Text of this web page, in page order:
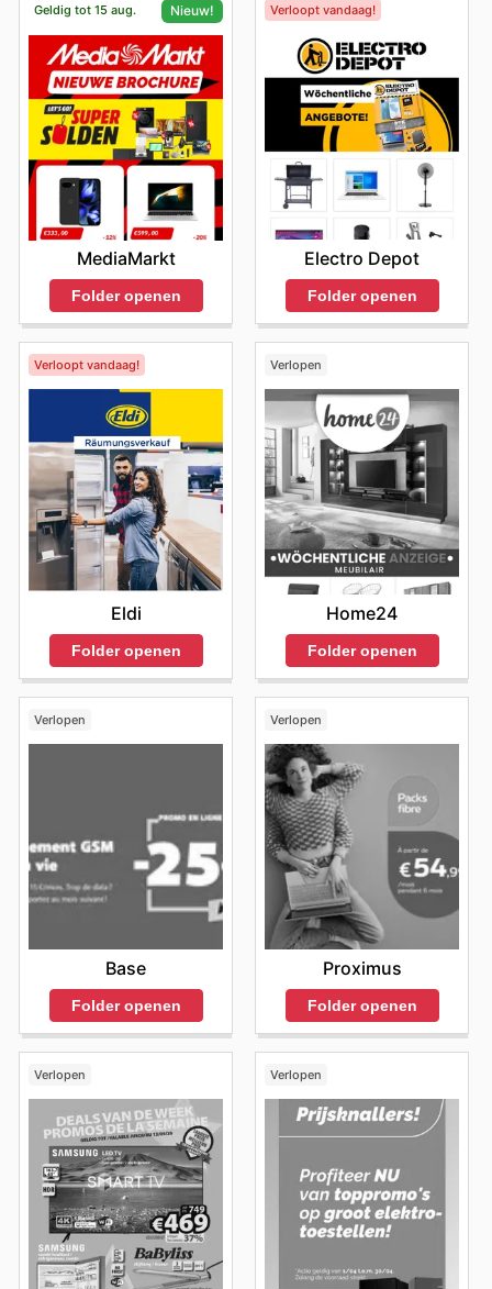
avant de vous rendre en magasin, vous aidant à
optimiser votre budget et à repérer leshoraires des
magasinset les options de retrait en magasin.
Geldig tot 15 aug. Nieuw!
MediaMarkt
Folder openen
Verloopt vandaag!
Electro Depot
Folder openen
Verloopt vandaag!
Eldi
Folder openen
Verlopen
Home24
Folder openen
Verlopen
Base
Folder openen
Verlopen
Proximus
Folder openen
Verlopen Verlopen